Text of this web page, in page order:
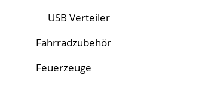
USB Verteiler
Fahrradzubehör
Feuerzeuge